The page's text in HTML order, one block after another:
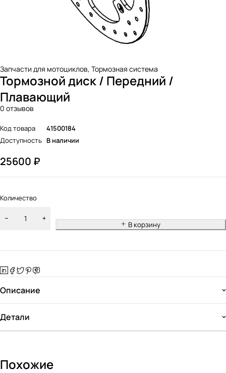
Запчасти для мотоциклов, Тормозная система
Тормозной диск / Передний /
Плавающий
0 отзывов
Код товара
41500184
Доступность В наличии
25600 ₽
Количество
В корзину
Описание
Детали
Похожие